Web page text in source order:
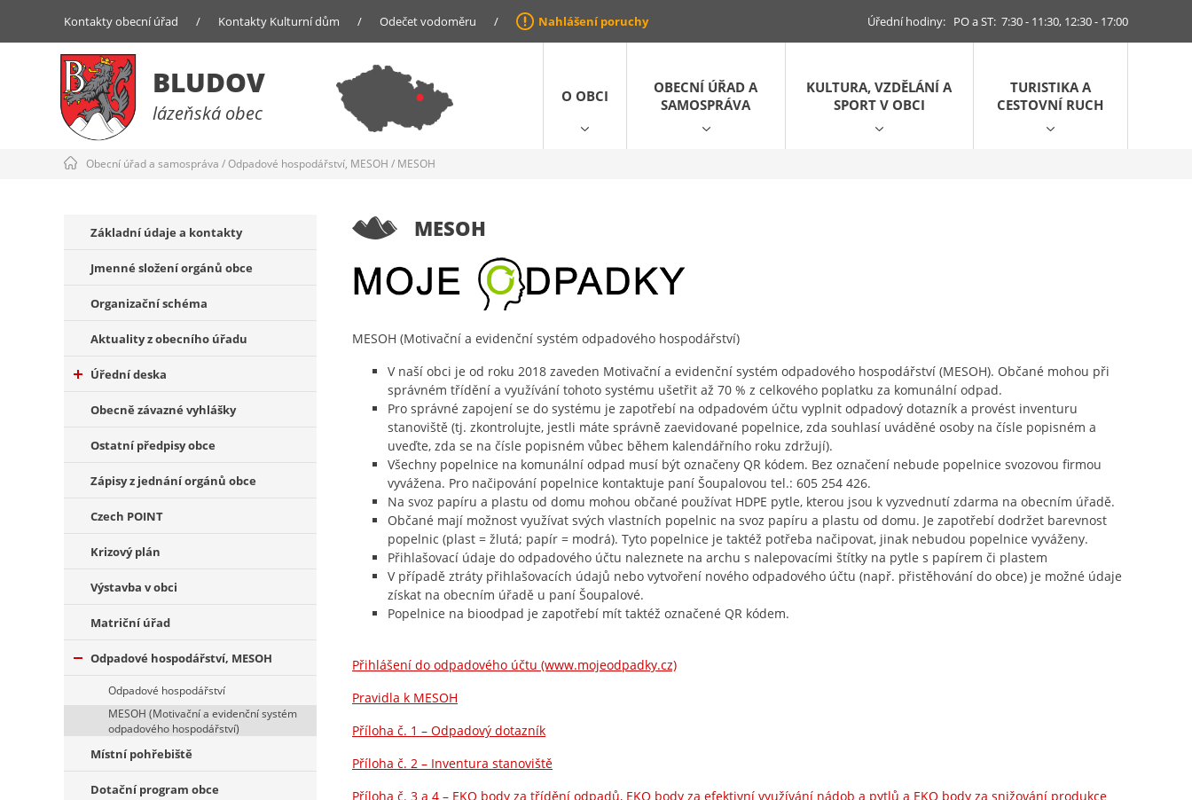
Kontakty obecní úřad / Kontakty Kulturní dům / Odečet vodoměru / Nahlášení poruchy Úřední hodiny: PO a ST: 7:30 - 11:30, 12:30 - 17:00
BLUDOV
lázeňská obec
O OBCI
OBECNÍ ÚŘAD A
SAMOSPRÁVA
KULTURA, VZDĚLÁNÍ A
SPORT V OBCI
TURISTIKA A
CESTOVNÍ RUCH
Obecní úřad a samospráva /Odpadové hospodářství, MESOH / MESOH
Základní údaje a kontakty
Jmenné složení orgánů obce
Organizační schéma
Aktuality z obecního úřadu
Úřední deska
Obecně závazné vyhlášky
Ostatní předpisy obce
Zápisy z jednání orgánů obce
Czech POINT
Krizový plán
Výstavba v obci
Matriční úřad
Odpadové hospodářství, MESOH
Odpadové hospodářství
MESOH (Motivační a evidenční systém
odpadového hospodářství)
Místní pohřebiště
Dotační program obce
MESOH
MESOH (Motivační a evidenční systém odpadového hospodářství)
V naší obci je od roku 2018 zaveden Motivační a evidenční systém odpadového hospodářství (MESOH). Občané mohou při
správném třídění a využívání tohoto systému ušetřit až 70 % z celkového poplatku za komunální odpad.
Pro správné zapojení se do systému je zapotřebí na odpadovém účtu vyplnit odpadový dotazník a provést inventuru
stanoviště (tj. zkontrolujte, jestli máte správně zaevidované popelnice, zda souhlasí uváděné osoby na čísle popisném a
uveďte, zda se na čísle popisném vůbec během kalendářního roku zdržují).
Všechny popelnice na komunální odpad musí být označeny QR kódem. Bez označení nebude popelnice svozovou firmou
vyvážena. Pro načipování popelnice kontaktuje paní Šoupalovou tel.: 605 254 426.
Na svoz papíru a plastu od domu mohou občané používat HDPE pytle, kterou jsou k vyzvednutí zdarma na obecním úřadě.
Občané mají možnost využívat svých vlastních popelnic na svoz papíru a plastu od domu. Je zapotřebí dodržet barevnost
popelnic (plast = žlutá; papír = modrá). Tyto popelnice je taktéž potřeba načipovat, jinak nebudou popelnice vyváženy.
Přihlašovací údaje do odpadového účtu naleznete na archu s nalepovacími štítky na pytle s papírem či plastem
V případě ztráty přihlašovacích údajů nebo vytvoření nového odpadového účtu (např. přistěhování do obce) je možné údaje
získat na obecním úřadě u paní Šoupalové.
Popelnice na bioodpad je zapotřebí mít taktéž označené QR kódem.
Přihlášení do odpadového účtu (www.mojeodpadky.cz)
Pravidla k MESOH
Příloha č. 1 – Odpadový dotazník
Příloha č. 2 – Inventura stanoviště
Příloha č. 3 a 4 – EKO body za třídění odpadů, EKO body za efektivní využívání nádob a pytlů a EKO body za snižování produkce